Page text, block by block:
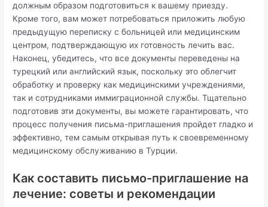
должным образом подготовиться к вашему приезду.
Кроме того, вам может потребоваться приложить любую
предыдущую переписку с больницей или медицинским
центром, подтверждающую их готовность лечить вас.
Наконец, убедитесь, что все документы переведены на
турецкий или английский язык, поскольку это облегчит
обработку и проверку как медицинскими учреждениями,
так и сотрудниками иммиграционной службы. Тщательно
подготовив эти документы, вы можете гарантировать, что
процесс получения письма-приглашения пройдет гладко и
эффективно, тем самым открывая путь к своевременному
медицинскому обслуживанию в Турции.
Как составить письмо-приглашение на
лечение: советы и рекомендации